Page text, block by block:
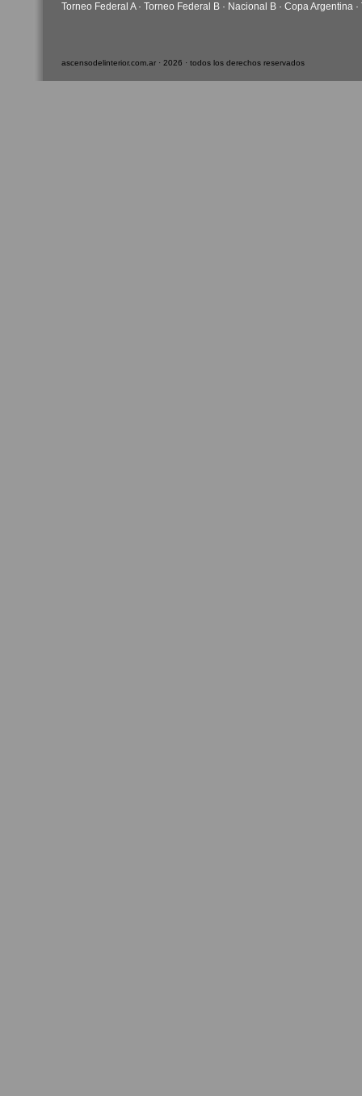
Torneo Federal A· Torneo Federal B · Nacional B · Copa Argentina ·
ascensodelinterior.com.ar · 2026 · todos los derechos reservados